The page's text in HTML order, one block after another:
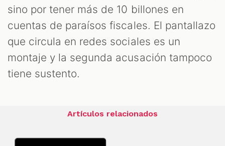
sino por tener más de 10 billones en
cuentas de paraísos fiscales. El pantallazo
que circula en redes sociales es un
montaje y la segunda acusación tampoco
tiene sustento.
Artículos relacionados